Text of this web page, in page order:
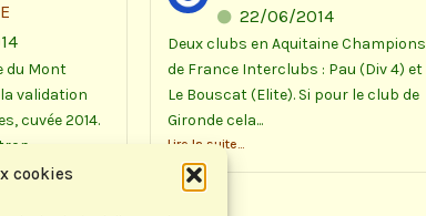
cookies
du Mont
validation
cuvée 2014.
22/06/2014
Deux clubs en Aquitaine Champions
de France Interclubs : Pau (Div 4) et
Le Bouscat (Elite). Si pour le club de
Gironde cela...
Lire la suite...